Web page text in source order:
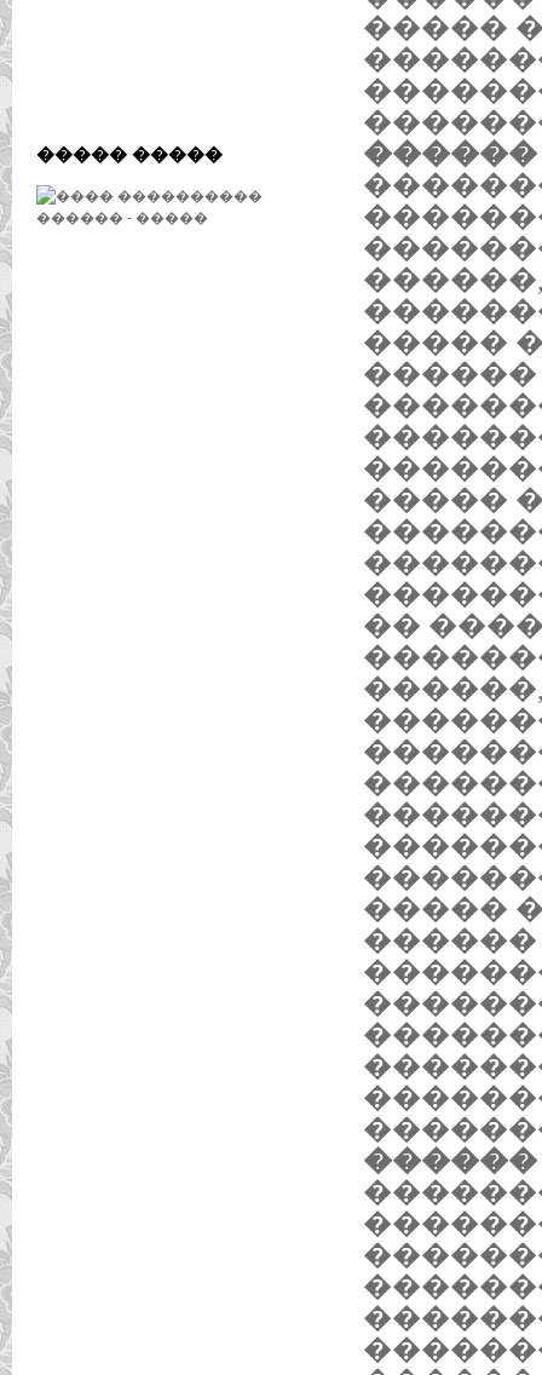
�����
������
�����
�����
��
�����
������
����� �����